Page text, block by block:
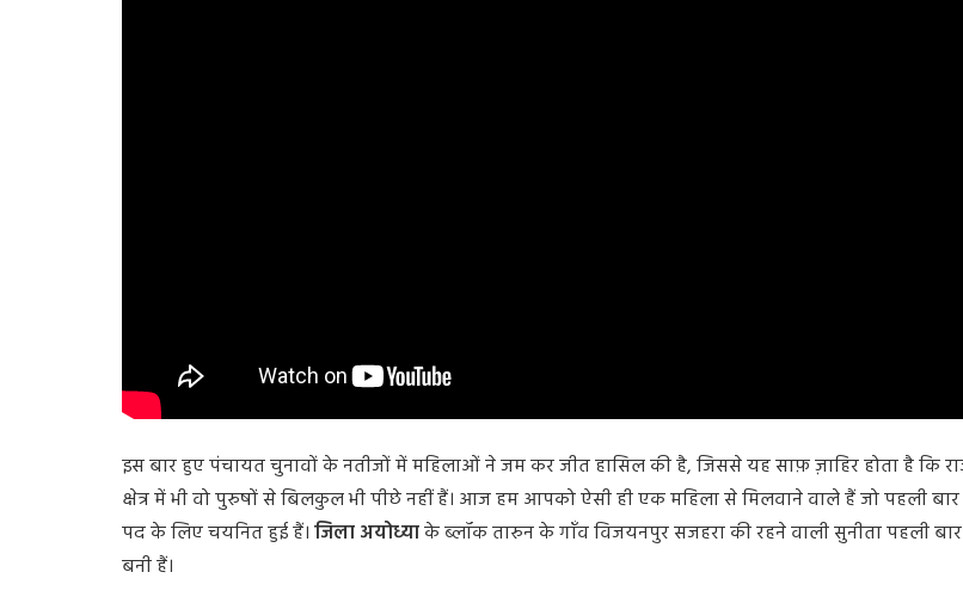
इस बार हुए पंचायत चुनावों के नतीजों में महिलाओं ने जम कर जीत हासिल की है, जिससे यह साफ़ ज़ाहिर होता है कि
क्षेत्र में भी वो पुरुषों से बिलकुल भी पीछे नहीं हैं। आज हम आपको ऐसी ही एक महिला से मिलवाने वाले हैं जो पहली बार
पद के लिए चयनित हुई हैं।जिला अयोध्याके ब्लॉक तारुन के गाँव विजयनपुर सजहरा की रहने वाली सुनीता पहली बार
बनी हैं।